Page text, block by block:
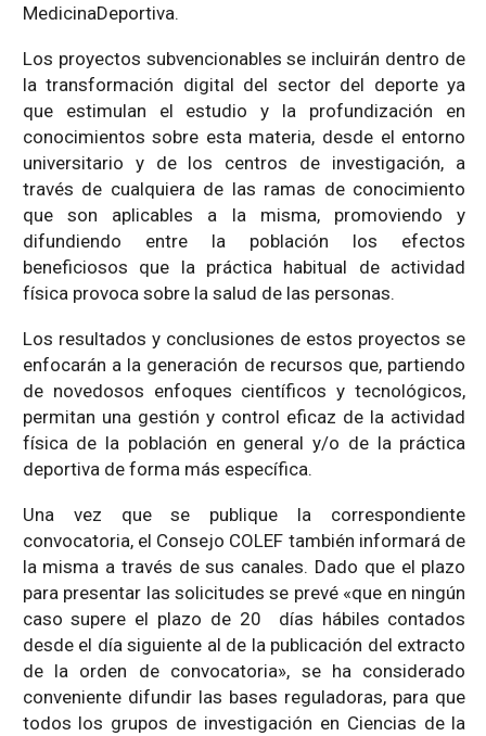
MedicinaDeportiva.
Los proyectos subvencionables se incluirán dentro de
la transformación digital del sector del deporte ya
que estimulan el estudio y la profundización en
conocimientos sobre esta materia, desde el entorno
universitario y de los centros de investigación, a
través de cualquiera de las ramas de conocimiento
que son aplicables a la misma, promoviendo y
difundiendo entre la población los efectos
beneficiosos que la práctica habitual de actividad
física provoca sobre la salud de las personas.
Los resultados y conclusiones de estos proyectos se
enfocarán a la generación de recursos que, partiendo
de novedosos enfoques científicos y tecnológicos,
permitan una gestión y control eficaz de la actividad
física de la población en general y/o de la práctica
deportiva de forma más específica.
Una vez que se publique la correspondiente
convocatoria, el Consejo COLEF también informará de
la misma a través de sus canales. Dado que el plazo
para presentar las solicitudes se prevé «que en ningún
caso supere el plazo de 20 días hábiles contados
desde el día siguiente al de la publicación del extracto
de la orden de convocatoria», se ha considerado
conveniente difundir las bases reguladoras, para que
todos los grupos de investigación en Ciencias de la